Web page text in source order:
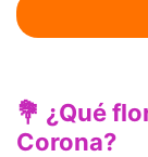
💐 ¿Qué
Corona?